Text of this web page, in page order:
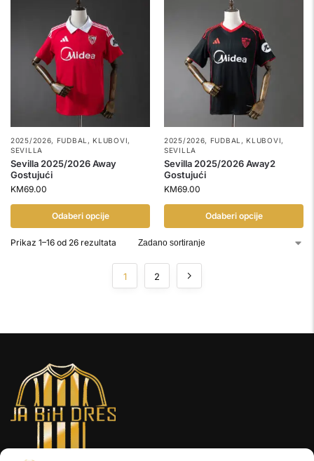
2025/2026, FUDBAL ,KLUBOVI,
SEVILLA
Sevilla 2025/2026 Away
Gostujući
KM69.00
Odaberi opcije
2025/2026, FUDBAL ,KLUBOVI,
SEVILLA
Sevilla 2025/2026 Away2
Gostujući
KM69.00
Odaberi opcije
Prikaz 1–16 od 26 rezultata
1 2